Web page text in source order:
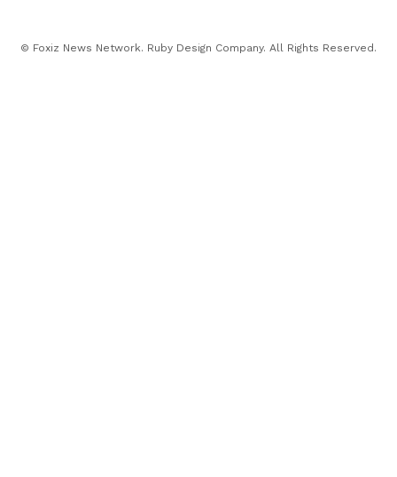
© Foxiz News Network. Ruby Design Company. All Rights Reserved.